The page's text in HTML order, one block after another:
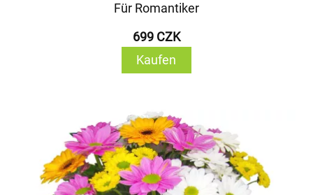
Für Romantiker
699 CZK
Kaufen